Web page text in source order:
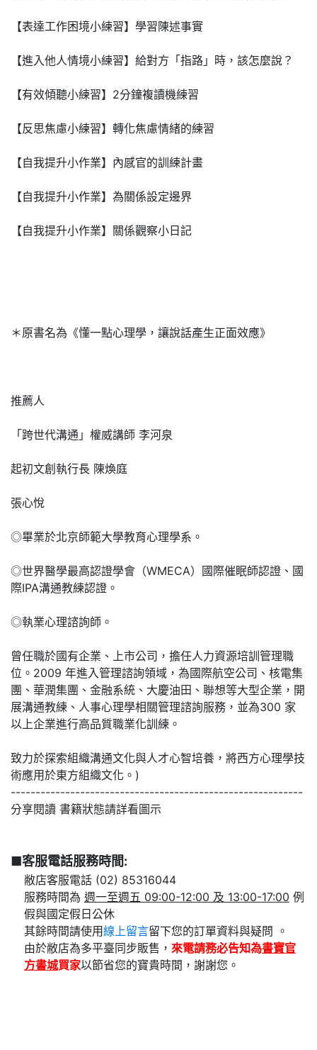
【表達工作困境小練習】學習陳述事實
【進入他人情境小練習】給對方「指路」時，該怎麼說？
【有效傾聽小練習】2分鐘複讀機練習
【反思焦慮小練習】轉化焦慮情緒的練習
【自我提升小作業】內感官的訓練計畫
【自我提升小作業】為關係設定邊界
【自我提升小作業】關係觀察小日記
＊原書名為《懂一點心理學，讓說話產生正面效應》
推薦人
「跨世代溝通」權威講師 李河泉
起初文創執行長 陳煥庭
張心悅
◎畢業於北京師範大學教育心理學系。
◎世界醫學最高認證學會（WMECA）國際催眠師認證、國
際IPA溝通教練認證。
◎執業心理諮詢師。
曾任職於國有企業、上市公司，擔任人力資源培訓管理職
位。2009 年進入管理諮詢領域，為國際航空公司、核電集
團、華潤集團、金融系統、大慶油田、聯想等大型企業，開
展溝通教練、人事心理學相關管理諮詢服務，並為300 家
以上企業進行高品質職業化訓練。
致力於探索組織溝通文化與人才心智培養，將西方心理學技
術應用於東方組織文化。)
-----------------------------------------------------------
分享閱讀 書籍狀態請詳看圖示
■客服電話服務時間:
敝店客服電話 (02) 85316044
服務時間為 週一至週五 09:00-12:00 及 13:00-17:00 例
假與國定假日公休
其餘時間請使用線上留言
留下您的訂單資料與疑問 。
由於敝店為多平臺同步販售， 來電請務必告知為書寶官
方書城買家以節省您的寶貴時間，謝謝您。